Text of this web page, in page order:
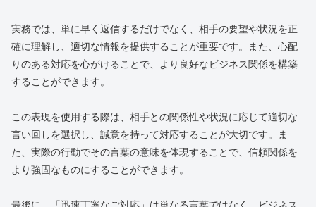
実務では、単に早く返信するだけでなく、相手の要望や状況を正
確に理解し、適切な情報を提供することが重要です。また、心配
りのある対応を心がけることで、より良好なビジネス関係を構築
することができます。
この表現を使用する際は、相手との関係性や状況に応じて適切な
言い回しを選択し、誠意を持って対応することが大切です。ま
た、実際の行動でその言葉の意味を体現することで、信頼関係を
より強固なものにすることができます。
最後に、「迅速丁寧なご対応」は単なる言葉ではなく、ビジネス